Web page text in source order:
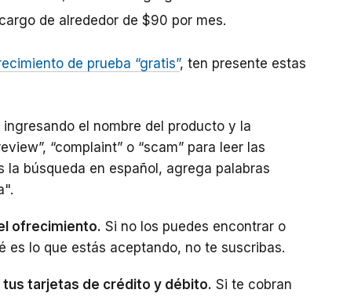
de alrededor de $90 por mes.
de prueba “gratis”, ten presente estas
ingresando el nombre del producto y la
“complaint” o “scam” para leer las
la búsqueda en español, agrega palabras
ofrecimiento. Si no los puedes encontrar o
es lo que estás aceptando, no te suscribas.
tus tarjetas de crédito y débito. Si te cobran